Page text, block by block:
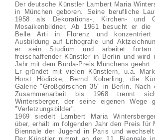
Der deutsche Künstler Lambert Maria
in München geboren. Seine berufliche
1958 als Dekorations-, Kirchen- und
Mosaikenbildner. Ab 1961 besucht er die
Belle Arti in Florenz und
Ausbildung auf Lithografie und
er sein Studium und arbeitet
freischaffender Künstler in Berlin und wird
Jahr mit dem Burda-Preis Münchens geehrt.
Er gründet mit vielen Künstlern, u.a.
Horst Hödicke, Bernd Koberling, die
Galerie "Großgörschen 35" in Berlin. Nach
Zusammenarbeit bis 1968 trennt
Wintersberger, der seine eigenen Wege
"Verletzungsbilder".
1969 siedelt Lambert Maria
über, erhält im folgenden Jahr den Preis für
Biennale der Jugend in Paris und